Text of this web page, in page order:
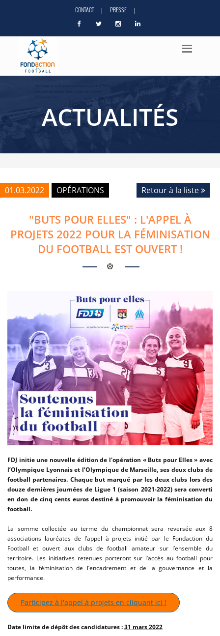
CONTACT | PRESSE |
ACTUALITÉS
01.03.2022 OPÉRATIONS Retour à la liste
"BUTS POUR ELLES" : L'APPEL À
PROJETS 2022 POUR LA FÉMINISATION
DU FOOTBALL EST OUVERT !
FDJ initie une nouvelle édition de l'opération « Buts pour Elles » avec
l’Olympique Lyonnais et l’Olympique de Marseille, ses deux clubs de
football partenaires. Chaque but marqué par les deux clubs lors des
douze dernières journées de Ligue 1 (saison 2021-2022) sera converti
en don de cinq cents euros destiné à promouvoir la féminisation du
football.
La somme collectée au terme du championnat sera reversée aux 8
associations lauréates de l’appel à projets initié par le Fondaction du
Football et ouvert aux clubs de football amateur sur l’ensemble du
territoire. Les initiatives retenues porteront sur l’accès au football pour
toutes, la féminisation de l’encadrement et de la gouvernance et la
performance.
Participez à l'appel à projets en cliquant ici !
Date limite de dépôt des candidatures :31 mars 2022